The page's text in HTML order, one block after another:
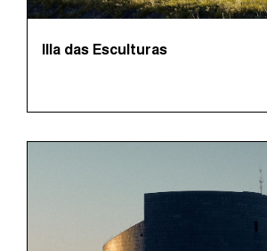
Illa das Esculturas